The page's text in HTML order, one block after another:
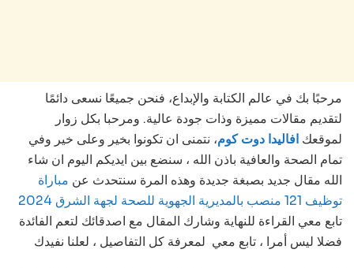
مرحبًا بك في عالم الكتابة والإبداع، فنحن جميعًا نسعى دائمًا
لتقديم مقالات مميزة وذات جودة عالية. ومرحبا بكل زوار
لموقعك افاليدا دوت كوم، نتمنى ان تكونوا بخير وعلى خير وفي
تمام الصحة والعافية باذن الله ، سنضع بين ايديكم اليوم ان شاء
الله مقال جديد بصبغة جديدة وهذه المرة سنتحدث عن مباراة
توظيف 121 منصب بالمديرية الجهوية للصحة لجهة الشرق 2024
تابع معي القراءة للنهاية وشارك المقال مع اصدقائك لتعم الفائدة
فضلا ليس أمرا ، تابع معي لمعرفة كل التفاصيل ، لعلنا نفيدك